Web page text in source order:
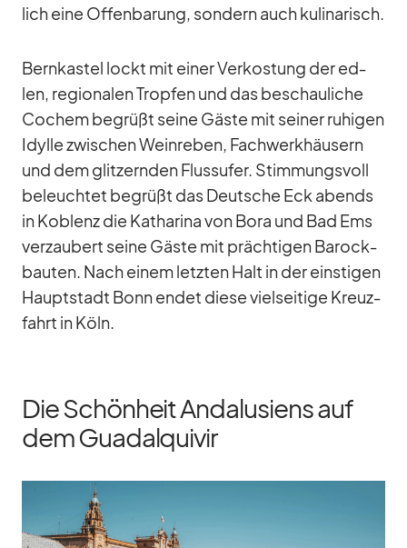
lich eine Of­fen­ba­rung, son­dern auch ku­li­na­risch.
Bern­kas­tel lockt mit ei­ner Ver­kos­tung der ed­
len, re­gio­na­len Trop­fen und das be­schau­li­che
Co­chem be­grüßt seine Gäste mit sei­ner ru­hi­gen
Idylle zwi­schen Wein­re­ben, Fach­werk­häu­sern
und dem glit­zern­den Fluss­ufer. Stim­mungs­voll
be­leuch­tet be­grüßt das Deut­sche Eck abends
in Ko­blenz die Ka­tha­rina von Bora und Bad Ems
ver­zau­bert seine Gäste mit präch­ti­gen Ba­rock­
bau­ten. Nach ei­nem letz­ten Halt in der eins­ti­gen
Haupt­stadt Bonn en­det diese viel­sei­tige Kreuz­
fahrt in Köln.
Die Schönheit Andalusiens auf
dem Guadalquivir